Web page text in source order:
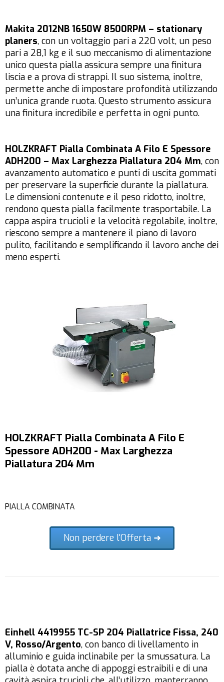
Makita 2012NB 1650W 8500RPM – stationary
planers, con un voltaggio pari a 220 volt, un peso
pari a 28,1 kg e il suo meccanismo di alimentazione
unico questa pialla assicura sempre una finitura
liscia e a prova di strappi. Il suo sistema, inoltre,
permette anche di impostare profondità utilizzando
un’unica grande ruota. Questo strumento assicura
una finitura incredibile e perfetta in ogni punto.
HOLZKRAFT Pialla Combinata A Filo E Spessore
ADH200 – Max Larghezza Piallatura 204 Mm, con
avanzamento automatico e punti di uscita gommati
per preservare la superficie durante la piallatura.
Le dimensioni contenute e il peso ridotto, inoltre,
rendono questa pialla facilmente trasportabile. La
cappa aspira trucioli e la velocità regolabile, inoltre,
riescono sempre a mantenere il piano di lavoro
pulito, facilitando e semplificando il lavoro anche dei
meno esperti.
HOLZKRAFT Pialla Combinata A Filo E
Spessore ADH200 - Max Larghezza
Piallatura 204 Mm
PIALLA COMBINATA
Non perdere l'Offerta ➜
Einhell 4419955 TC-SP 204 Piallatrice Fissa, 240
V, Rosso/Argento, con banco di livellamento in
alluminio e guida inclinabile per la smussatura. La
pialla è dotata anche di appoggi estraibili e di una